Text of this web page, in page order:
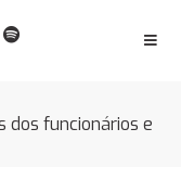
dos funcionários e